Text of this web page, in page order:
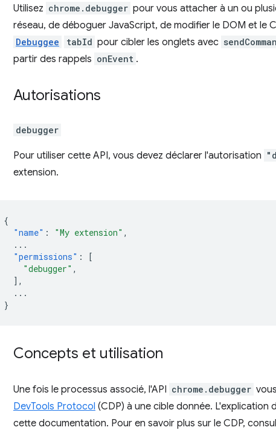
Utilisez chrome.debugger pour vous attacher à un ou
réseau, de déboguer JavaScript, de modifier le DOM et le
Debuggee tabId pour cibler les onglets avec
partir des rappels onEvent .
Autorisations
debugger
Pour utiliser cette API, vous devez déclarer l'autorisation
extension.
{
"name" : "My extension" ,
...
"permissions" :
[
"debugger" ,
],
...
}
Concepts et utilisation
Une fois le processus associé, l'API chrome.debugger
DevTools Protocol (CDP) à une cible donnée.
cette documentation. Pour en savoir plus sur le CDP,